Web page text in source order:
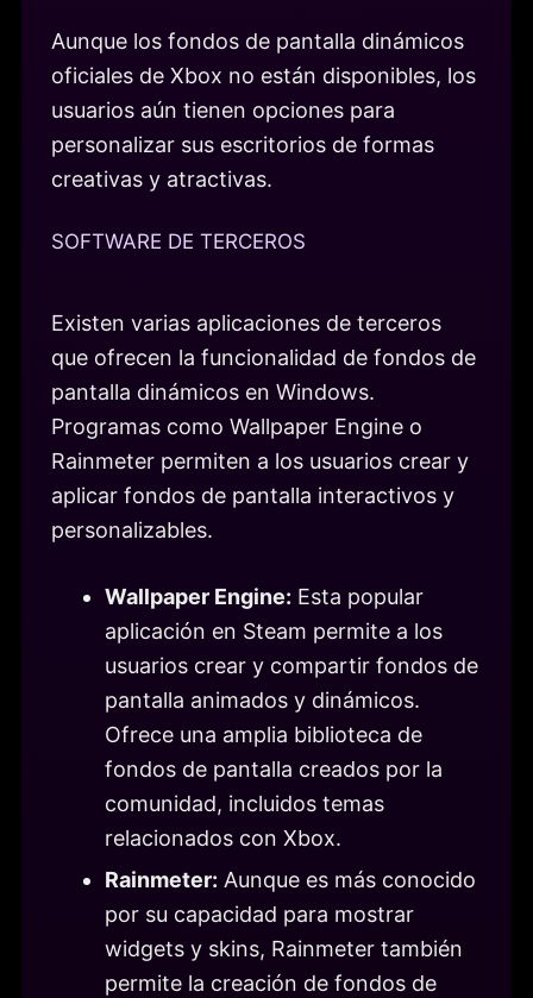
Aunque los fondos de pantalla dinámicos
oficiales de Xbox no están disponibles, los
usuarios aún tienen opciones para
personalizar sus escritorios de formas
creativas y atractivas.
SOFTWARE DE TERCEROS
Existen varias aplicaciones de terceros
que ofrecen la funcionalidad de fondos de
pantalla dinámicos en Windows.
Programas como Wallpaper Engine o
Rainmeter permiten a los usuarios crear y
aplicar fondos de pantalla interactivos y
personalizables.
Wallpaper Engine: Esta popular
aplicación en Steam permite a los
usuarios crear y compartir fondos de
pantalla animados y dinámicos.
Ofrece una amplia biblioteca de
fondos de pantalla creados por la
comunidad, incluidos temas
relacionados con Xbox.
Rainmeter: Aunque es más conocido
por su capacidad para mostrar
widgets y skins, Rainmeter también
permite la creación de fondos de